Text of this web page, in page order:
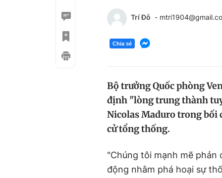
Trí Đỗ -
Chia sẻ
Bộ trưởng Quốc phòng
định "lòng trung thành
Nicolas Maduro trong bối
cử tổng thống.
"Chúng tôi mạnh mẽ
động nhằm phá hoại sự